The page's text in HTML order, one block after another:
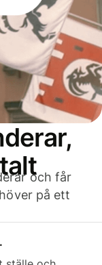
och får
på ett